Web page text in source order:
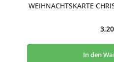
WEIHNACHTSKARTE
In den